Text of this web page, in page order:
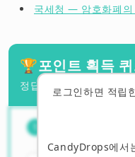
국세청 — 암호화폐의
로그인하면 적립
CandyDrops에서
🏆포인트 획득
정답을 맞추면 포인트를
1
엇입니까?